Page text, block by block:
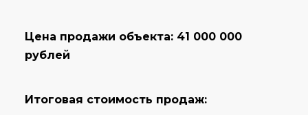
Цена продажи объекта: 41 000 000
рублей
Итоговая стоимость продаж: